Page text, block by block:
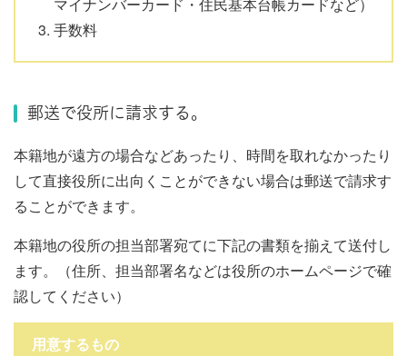
マイナンバーカード・住民基本台帳カードなど）
手数料
郵送で役所に請求する。
本籍地が遠方の場合などあったり、時間を取れなかったり
して直接役所に出向くことができない場合は郵送で請求す
ることができます。
本籍地の役所の担当部署宛てに下記の書類を揃えて送付し
ます。（住所、担当部署名などは役所のホームページで確
認してください）
用意するもの